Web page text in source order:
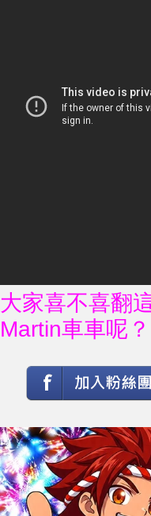
大家喜不喜翻
Martin車車呢？